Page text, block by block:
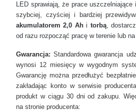
LED sprawiają, że prace uszczelniające
szybciej, czyściej i bardziej
akumulatorem 2,0 Ahi torbą,
od razu rozpocząć pracę w terenie lub
Gwarancja: Standardowa gwarancja
wynosi 12 miesięcy w wygodnym
Gwarancję można przedłużyć
zakładając konto w serwisie
produkt w ciągu 30 dni od zakupu.
na stronie producenta: